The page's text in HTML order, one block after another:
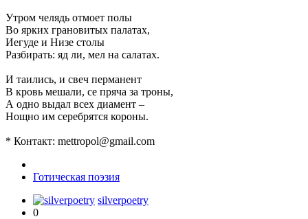
Утром челядь отмоет полы
Во ярких грановитых палатах,
Иегуде и Низе столы
Разбирать: яд ли, мел на салатах.
И таились, и свеч перманент
В кровь мешали, се пряча за троны,
А одно выдал всех диамент –
Нощно им серебрятся короны.
* Контакт: mettropol@gmail.com
Готическая поэзия
silverpoetry
0